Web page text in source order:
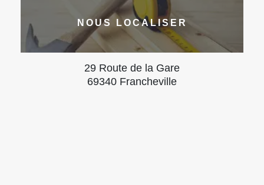
NOUS LOCALISER
29 Route de la Gare
69340 Francheville